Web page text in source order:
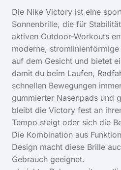
Die Nike Victory ist eine
Sonnenbrille, die für
aktiven Outdoor-Workouts
moderne,
auf dem Gesicht und bietet
damit du beim Laufen,
schnellen Bewegungen
gummierter Nasenpads und
bleibt die Victory fest an
Tempo steigt oder sich die
Die Kombination aus
Design macht diese Brille
Gebrauch geeignet.